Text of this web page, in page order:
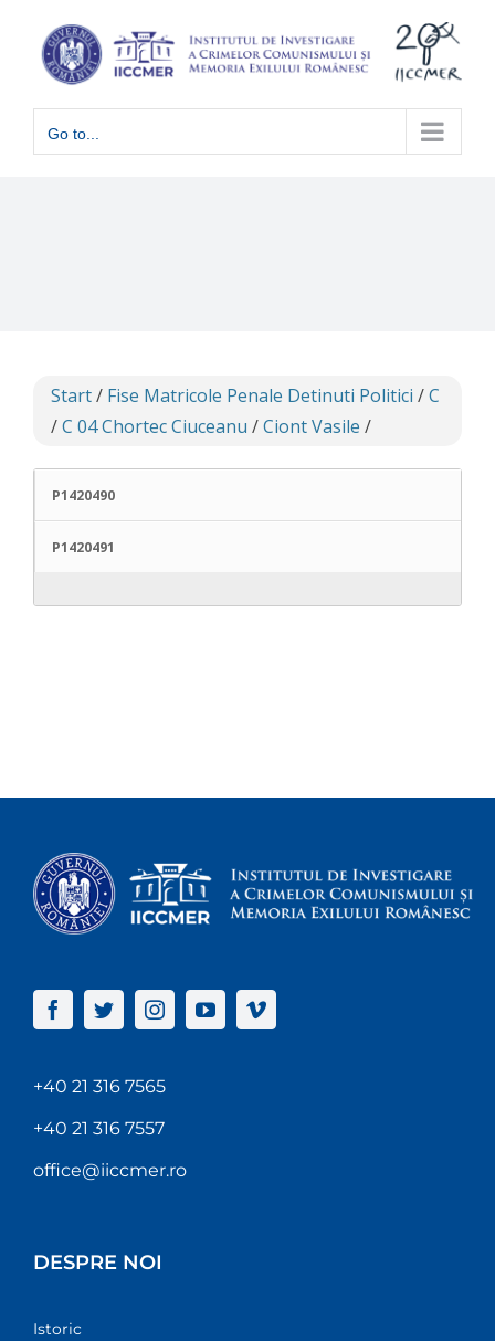
content
Go to...
Start/ Fise Matricole Penale Detinuti Politici /C
/C 04 Chortec Ciuceanu /Ciont Vasile /
P1420490
P1420491
+40 21 316 7565
+40 21 316 7557
office@iiccmer.ro
DESPRE NOI
Istoric